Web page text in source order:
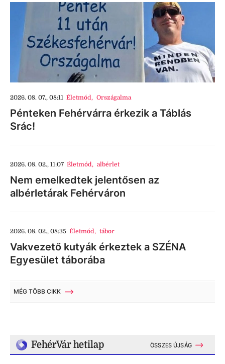
2026. 08. 07., 08:11 Életmód, Országalma
Pénteken Fehérvárra érkezik a Táblás
Srác!
2026. 08. 02., 11:07 Életmód, albérlet
Nem emelkedtek jelentősen az
albérletárak Fehérváron
2026. 08. 02., 08:35 Életmód, tábor
Vakvezető kutyák érkeztek a SZÉNA
Egyesület táborába
MÉG TÖBB CIKK
FehérVár hetilap ÖSSZES ÚJSÁG